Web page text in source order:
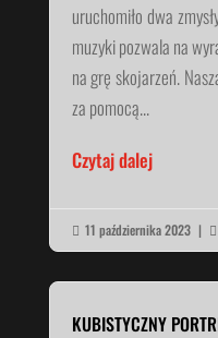
uruchomiło dwa
muzyki pozwala na
na grę skojarzeń.
za pomocą...
Czytaj dalej
 11 października 2023 | 
KUBISTYCZNY